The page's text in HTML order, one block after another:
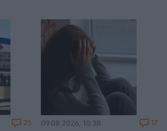
25 09.08.2026, 10:38 17